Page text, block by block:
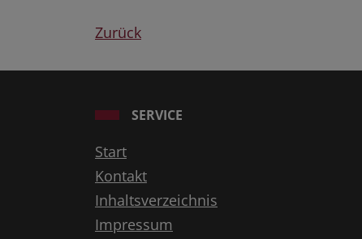
Zurück
SERVICE
Start
Kontakt
Inhaltsverzeichnis
Impressum